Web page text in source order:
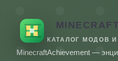
КАТАЛОГ МОДОВ
MinecraftAchievement —